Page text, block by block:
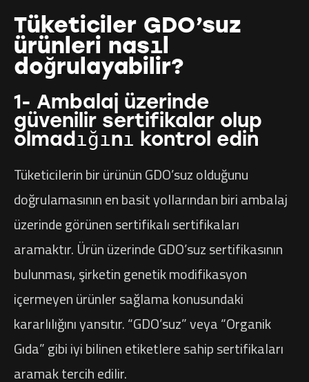
Tüketiciler GDO’suz
ürünleri nasıl
doğrulayabilir?
1- Ambalaj üzerinde
güvenilir sertifikalar olup
olmadığını kontrol edin
Tüketicilerin bir ürünün GDO’suz olduğunu
doğrulamasının en basit yollarından biri ambalaj
üzerinde görünen sertifikalı sertifikaları
aramaktır. Ürün üzerinde GDO’suz sertifikasının
bulunması, şirketin genetik modifikasyon
içermeyen ürünler sağlama konusundaki
kararlılığını yansıtır. “GDO’suz” veya “Organik
Gıda” gibi iyi bilinen etiketlere sahip sertifikaları
aramak tercih edilir.